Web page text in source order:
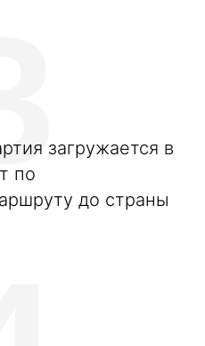
загружается в
по
до страны